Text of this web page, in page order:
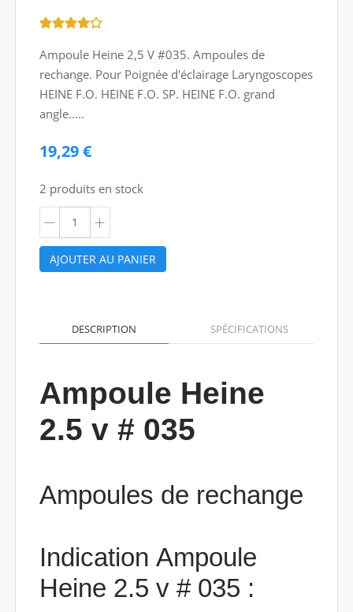
Ampoule Heine 2,5 V #035. Ampoules de
rechange. Pour Poignée d'éclairage Laryngoscopes
HEINE F.O. HEINE F.O. SP. HEINE F.O. grand
angle.....
19,29 €
2 produits en stock
AJOUTER AU PANIER
DESCRIPTION SPÉCIFICATIONS
Ampoule Heine
2.5 v # 035
Ampoules de rechange
Indication Ampoule
Heine 2.5 v # 035 :